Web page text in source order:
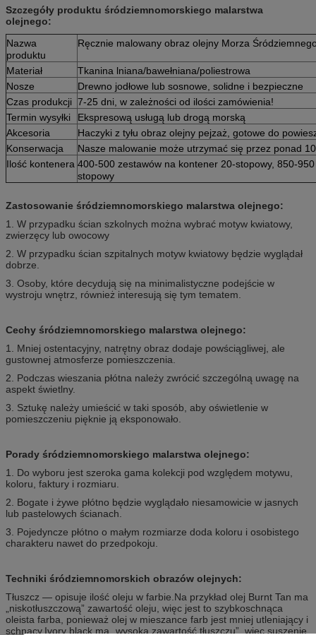
Szczegóły produktu śródziemnomorskiego malarstwa
olejnego:
Nazwa
produktu
Ręcznie malowany obraz olejny Morza
Materiał
Tkanina lniana/bawełniana/poliestrowa
Nosze
Drewno jodłowe lub sosnowe, solidne i bezpieczne
Czas produkcji 7-25 dni, w zależności od ilości zamówienia!
Termin wysyłki
Ekspresową usługą lub drogą morską
Akcesoria
Haczyki z tyłu obraz olejny pejzaż, gotowe do
Konserwacja
Nasze malowanie może utrzymać się przez ponad
Ilość kontenera 400-500 zestawów na kontener 20-stopowy, 850-
stopowy
Zastosowanie śródziemnomorskiego malarstwa olejnego:
1. W przypadku ścian szkolnych można wybrać motyw kwiatowy,
zwierzęcy lub owocowy
2. W przypadku ścian szpitalnych motyw kwiatowy będzie wyglądał
dobrze.
3. Osoby, które decydują się na minimalistyczne podejście w
wystroju wnętrz, również interesują się tym tematem.
Cechy śródziemnomorskiego malarstwa olejnego:
1. Mniej ostentacyjny, natrętny obraz dodaje powściągliwej, ale
gustownej atmosferze pomieszczenia.
2. Podczas wieszania płótna należy zwrócić szczególną uwagę na
aspekt świetlny.
3. Sztukę należy umieścić w taki sposób, aby oświetlenie w
pomieszczeniu pięknie ją eksponowało.
Porady śródziemnomorskiego malarstwa olejnego:
1. Do wyboru jest szeroka gama kolekcji pod względem motywu,
koloru, faktury i rozmiaru.
2. Bogate i żywe płótno będzie wyglądało niesamowicie w jasnych
lub pastelowych ścianach.
3. Pojedyncze płótno o małym rozmiarze doda koloru i osobistego
charakteru nawet do przedpokoju.
Techniki śródziemnomorskich obrazów olejnych:
Tłuszcz — opisuje ilość oleju w farbie.Na przykład olej Burnt Tan ma
„niskotłuszczową” zawartość oleju, więc jest to szybkoschnąca
oleista farba, ponieważ olej w mieszance farb jest mniej utleniający i
schnący.Ivory black ma „wysoką zawartość tłuszczu”, więc suszenie